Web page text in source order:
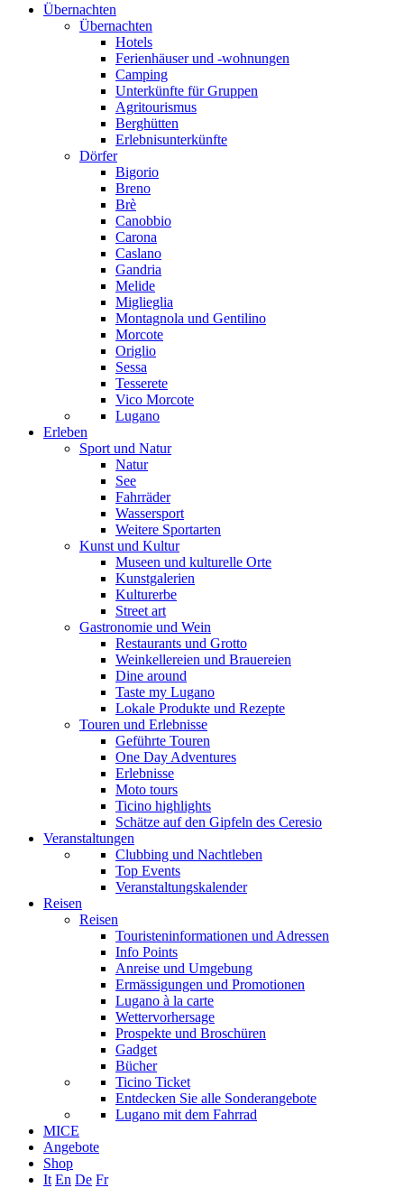
Übernachten
Übernachten
Hotels
Ferienhäuser und -wohnungen
Camping
Unterkünfte für Gruppen
Agritourismus
Berghütten
Erlebnisunterkünfte
Dörfer
Bigorio
Breno
Brè
Canobbio
Carona
Caslano
Gandria
Melide
Miglieglia
Montagnola und Gentilino
Morcote
Origlio
Sessa
Tesserete
Vico Morcote
Lugano
Erleben
Sport und Natur
Natur
See
Fahrräder
Wassersport
Weitere Sportarten
Kunst und Kultur
Museen und kulturelle Orte
Kunstgalerien
Kulturerbe
Street art
Gastronomie und Wein
Restaurants und Grotto
Weinkellereien und Brauereien
Dine around
Taste my Lugano
Lokale Produkte und Rezepte
Touren und Erlebnisse
Geführte Touren
One Day Adventures
Erlebnisse
Moto tours
Ticino highlights
Schätze auf den Gipfeln des Ceresio
Veranstaltungen
Clubbing und Nachtleben
Top Events
Veranstaltungskalender
Reisen
Reisen
Touristeninformationen und Adressen
Info Points
Anreise und Umgebung
Ermässigungen und Promotionen
Lugano à la carte
Wettervorhersage
Prospekte und Broschüren
Gadget
Bücher
Ticino Ticket
Entdecken Sie alle Sonderangebote
Lugano mit dem Fahrrad
MICE
Angebote
Shop
It En De Fr